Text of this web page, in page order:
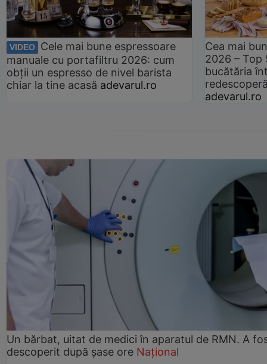
VIDEO
Cele mai bune espressoare
manuale cu portafiltru 2026: cum
obții un espresso de nivel barista
chiar la tine acasă adevarul.ro
Cea mai
2026 –
bucătăria
adevarul.ro
Un bărbat, uitat de medici în aparatul de RMN. A
descoperit după șase ore Național